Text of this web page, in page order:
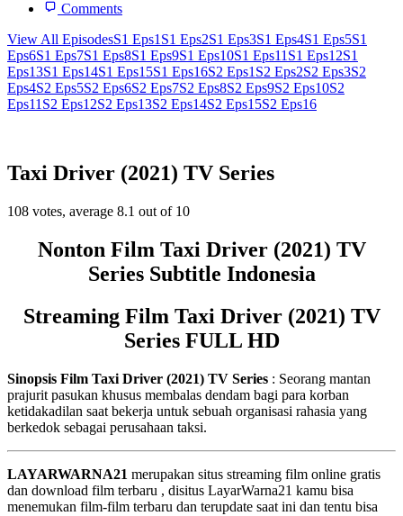
Comments
View All EpisodesS1 Eps1 S1 Eps2S1 Eps3S1 Eps4S1 Eps5S1
Eps6S1 Eps7S1 Eps8S1 Eps9S1 Eps10S1 Eps11 S1 Eps12S1
Eps13S1 Eps14S1 Eps15S1 Eps16S2 Eps1 S2 Eps2S2 Eps3S2
Eps4S2 Eps5S2 Eps6S2 Eps7S2 Eps8S2 Eps9S2 Eps10S2
Eps11 S2 Eps12S2 Eps13S2 Eps14S2 Eps15S2 Eps16
Taxi Driver (2021) TV Series
108 votes, average 8.1 out of 10
Nonton Film Taxi Driver (2021) TV
Series Subtitle Indonesia
Streaming Film Taxi Driver (2021) TV
Series FULL HD
Sinopsis Film Taxi Driver (2021) TV Series : Seorang mantan
prajurit pasukan khusus membalas dendam bagi para korban
ketidakadilan saat bekerja untuk sebuah organisasi rahasia yang
berkedok sebagai perusahaan taksi.
LAYARWARNA21 merupakan situs streaming film online gratis
dan download film terbaru , disitus LayarWarna21 kamu bisa
menemukan film-film terbaru dan terupdate saat ini dan tentu bisa